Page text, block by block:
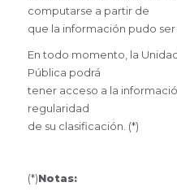
computarse a partir de
que la información pudo ser
En todo momento, la
Pública podrá
tener acceso a la
regularidad
de su clasificación. (*)
(*)Notas: